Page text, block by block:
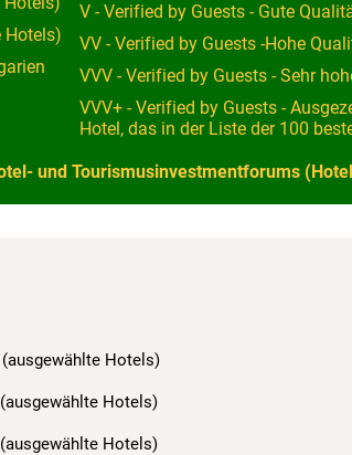
Hotels)
V - Verified by Guests - Gute
VV - Verified by Guests -Hohe
VVV - Verified by Guests - Sehr
VVV+ - Verified by Guests -
Hotel, das in der Liste der 100
und Tourismusinvestmentforums
(ausgewählte Hotels)
Hotels)
Hotels)